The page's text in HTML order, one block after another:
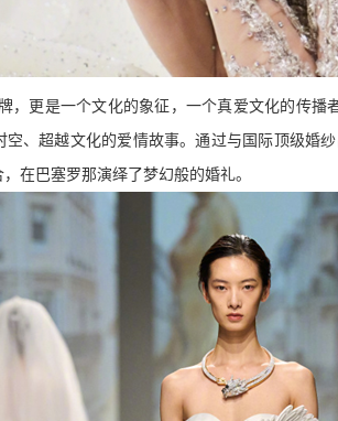
，更是一个文化的象征，一个真爱文化的传播
空、超越文化的爱情故事。通过与国际顶级婚
在巴塞罗那演绎了梦幻般的婚礼。